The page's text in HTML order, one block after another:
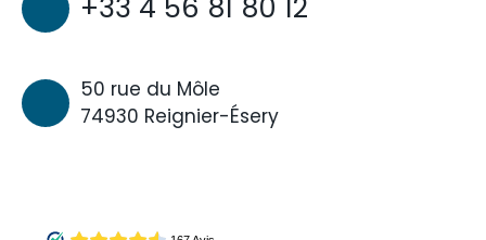
+33 4 56 81 80 12
50 rue du Môle
74930 Reignier-Ésery